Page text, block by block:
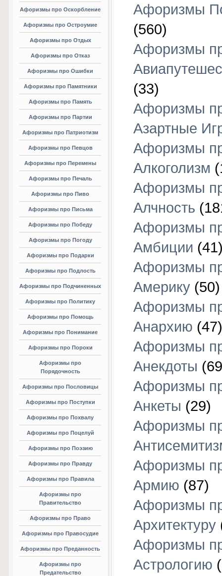
Афоризмы про Оскорбление
Афоризмы про Остроумие
Афоризмы про Отдых
Афоризмы про Отказ
Афоризмы про Ошибки
Афоризмы про Памятники
Афоризмы про Память
Афоризмы про Партии
Афоризмы про Патриотизм
Афоризмы про Певцов
Афоризмы про Перемены
Афоризмы про Печаль
Афоризмы про Пиво
Афоризмы про Письма
Афоризмы про Победу
Афоризмы про Погоду
Афоризмы про Подарки
Афоризмы про Подлость
Афоризмы про Подчиненных
Афоризмы про Политику
Афоризмы про Помощь
Афоризмы про Понимание
Афоризмы про Пороки
Афоризмы про
Порядочность
Афоризмы про Пословицы
Афоризмы про Поступки
Афоризмы про Похвалу
Афоризмы про Поцелуй
Афоризмы про Поэзию
Афоризмы про Правду
Афоризмы про Правила
Афоризмы про
Правительство
Афоризмы про Право
Афоризмы про Правосудие
Афоризмы про Преданность
Афоризмы про
Предательство
Афоризмы
(560)
Афоризмы
(33)
Афоризмы
Азартные
Афоризмы
Алкоголизм
Афоризмы
Алчность
Афоризмы
Амбиции
Афоризмы
Америку (50)
Афоризмы
Анархию (47)
Афоризмы
Анекдоты
Афоризмы
Анкеты (29)
Афоризмы
Афоризмы
Армию (87)
Афоризмы
Архитектуру
Афоризмы
Астрологию